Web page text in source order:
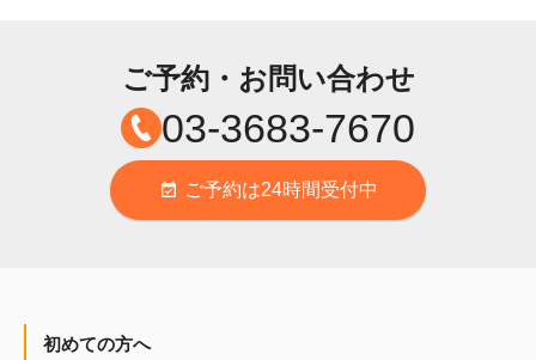
ご予約・お問い合わせ
03-3683-7670
event_available ご予約は24時間受付中
初めての方へ